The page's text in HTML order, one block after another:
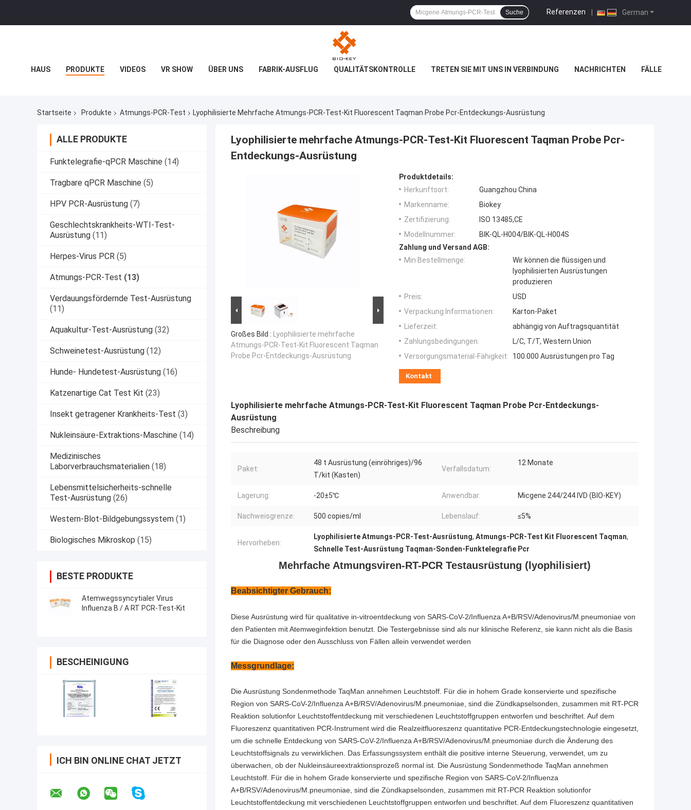
German
Referenzen |
Suche
HAUS PRODUKTE VIDEOS VR SHOW ÜBER UNS FABRIK-AUSFLUG QUALITÄTSKONTROLLE TRETEN SIE MIT UNS IN VERBINDUNG NACHRICHTEN FÄLLE
Startseite Produkte Atmungs-PCR-Test Lyophilisierte Mehrfache Atmungs-PCR-Test-Kit Fluorescent Taqman Probe Pcr-Entdeckungs-Ausrüstung
ALLE PRODUKTE
Funktelegrafie-qPCR Maschine (14)
Tragbare qPCR Maschine (5)
HPV PCR-Ausrüstung (7)
Geschlechtskrankheits-WTI-Test-
Ausrüstung (11)
Herpes-Virus PCR (5)
Atmungs-PCR-Test (13)
Verdauungsfördernde Test-Ausrüstung
(11)
Aquakultur-Test-Ausrüstung (32)
Schweinetest-Ausrüstung (12)
Hunde- Hundetest-Ausrüstung (16)
Katzenartige Cat Test Kit (23)
Insekt getragener Krankheits-Test (3)
Nukleinsäure-Extraktions-Maschine (14)
Medizinisches
Laborverbrauchsmaterialien (18)
Lebensmittelsicherheits-schnelle
Test-Ausrüstung (26)
Western-Blot-Bildgebungssystem (1)
Biologisches Mikroskop (15)
BESTE PRODUKTE
Atemwegssyncytialer Virus
Influenza B / A RT PCR-Test-Kit
BESCHEINIGUNG
ICH BIN ONLINE CHAT JETZT
Lyophilisierte mehrfache Atmungs-PCR-Test-Kit Fluorescent Taqman Probe Pcr-
Entdeckungs-Ausrüstung
Großes Bild : Lyophilisierte mehrfache
Atmungs-PCR-Test-Kit Fluorescent Taqman
Probe Pcr-Entdeckungs-Ausrüstung
Produktdetails:
Herkunftsort:
Guangzhou China
Markenname:
Biokey
Zertifizierung:
ISO 13485,CE
Modellnummer:
BIK-QL-H004/BIK-QL-H004S
Zahlung und Versand AGB:
Min Bestellmenge:
Wir können die flüssigen und
lyophilisierten Ausrüstungen
produzieren
Preis:
USD
Verpackung Informationen:
Karton-Paket
Lieferzeit:
abhängig von Auftragsquantität
Zahlungsbedingungen:
L/C, T/T, Western Union
Versorgungsmaterial-Fähigkeit:
100.000 Ausrüstungen pro Tag
Kontakt
Lyophilisierte mehrfache Atmungs-PCR-Test-Kit Fluorescent Taqman Probe Pcr-Entdeckungs-
Ausrüstung
Beschreibung
Paket:
48 t Ausrüstung (einröhriges)/96
T/kit (Kasten)
Verfallsdatum:
12 Monate
Lagerung: -20±5℃ Anwendbar: Micgene 244/244 IVD (BIO-KEY)
Nachweisgrenze: 500 copies/ml Lebenslauf: ≤5%
Hervorheben:
Lyophilisierte Atmungs-PCR-Test-Ausrüstung, Atmungs-PCR-Test Kit Fluorescent Taqman,
Schnelle Test-Ausrüstung Taqman-Sonden-Funktelegrafie Pcr
Mehrfache Atmungsviren-RT-PCR Testausrüstung (lyophilisiert)
Beabsichtigter Gebrauch:
Diese Ausrüstung wird für qualitative in-vitroentdeckung von SARS-CoV-2/Influenza A+B/RSV/Adenovirus/M.pneumoniae von
den Patienten mit Atemweginfektion benutzt. Die Testergebnisse sind als nur klinische Referenz, sie kann nicht als die Basis
für die Diagnose oder den Ausschluss von Fällen allein verwendet werden
Messgrundlage:
Die Ausrüstung Sondenmethode TaqMan annehmen Leuchtstoff. Für die in hohem Grade konservierte und spezifische
Region von SARS-CoV-2/Influenza A+B/RSV/Adenovirus/M.pneumoniae, sind die Zündkapselsonden, zusammen mit RT-PCR
Reaktion solutionfor Leuchtstoffentdeckung mit verschiedenen Leuchtstoffgruppen entworfen und beschriftet. Auf dem
Fluoreszenz quantitativen PCR-Instrument wird die Realzeitfluoreszenz quantitative PCR-Entdeckungstechnologie eingesetzt,
um die schnelle Entdeckung von SARS-CoV-2/Influenza A+B/RSV/Adenovirus/M.pneumoniae durch die Änderung des
Leuchtstoffsignals zu verwirklichen. Das Erfassungssystem enthält die positive interne Steuerung, verwendet, um zu
überwachen, ob der Nukleinsäureextraktionsprozeß normal ist. Die Ausrüstung Sondenmethode TaqMan annehmen
Leuchtstoff. Für die in hohem Grade konservierte und spezifische Region von SARS-CoV-2/Influenza
A+B/RSV/Adenovirus/M.pneumoniae, sind die Zündkapselsonden, zusammen mit RT-PCR Reaktion solutionfor
Leuchtstoffentdeckung mit verschiedenen Leuchtstoffgruppen entworfen und beschriftet. Auf dem Fluoreszenz quantitativen